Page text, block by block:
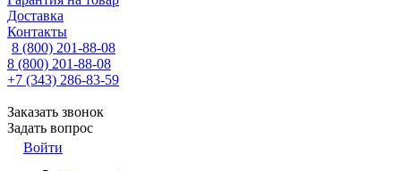
Доставка
Контакты
8 (800) 201-88-08
8 (800) 201-88-08
+7 (343) 286-83-59
Заказать звонок
Задать вопрос
Войти